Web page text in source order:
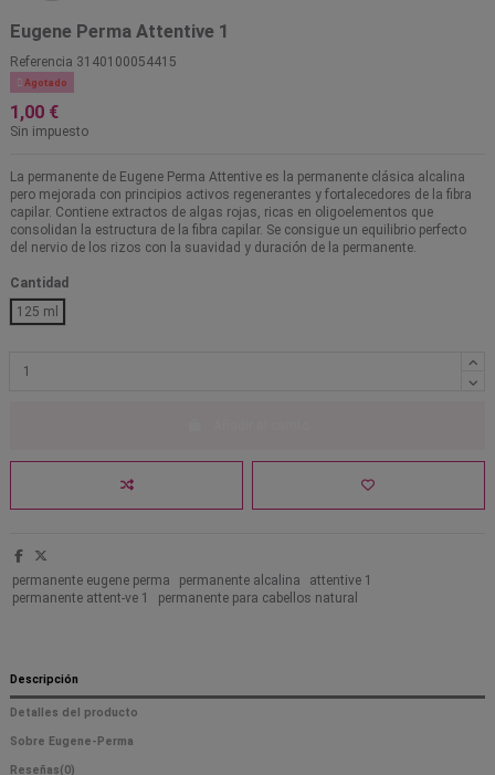
Eugene Perma Attentive 1
Referencia 3140100054415
 Agotado
1,00 €
Sin impuesto
La permanente de Eugene Perma Attentive es la permanente clásica alcalina
pero mejorada con principios activos regenerantes y fortalecedores de la fibra
capilar. Contiene extractos de algas rojas, ricas en oligoelementos que
consolidan la estructura de la fibra capilar. Se consigue un equilibrio perfecto
del nervio de los rizos con la suavidad y duración de la permanente.
Cantidad
125 ml
permanente eugene perma permanente alcalina
attentive 1
permanente attent-ve 1
permanente para cabellos natural
Descripción
Detalles del producto
Sobre Eugene-Perma
Reseñas(0)